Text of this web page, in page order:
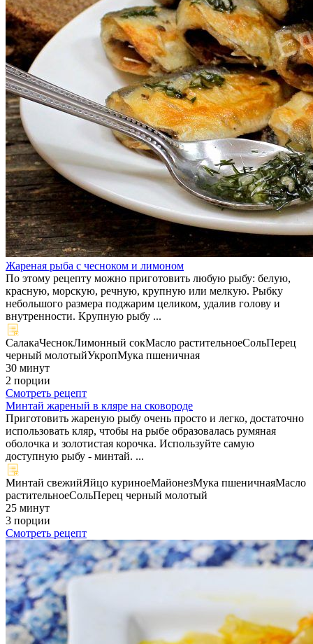
Жареная рыба с чесноком и лимоном
По этому рецепту можно приготовить любую рыбу: белую,
красную, морскую, речную, крупную или мелкую. Рыбку
небольшого размера поджарим целиком, удалив голову и
внутренности. Крупную рыбу ...
СалакаЧеснокЛимонный сокМасло растительноеСольПерец
черный молотыйУкропМука пшеничная
30 минут
2 порции
Смотреть рецепт
Минтай жареный в кляре на сковороде
Приготовить жареную рыбу очень просто и легко, достаточно
использовать кляр, чтобы на рыбе образовалась румяная
оболочка и золотистая корочка. Используйте самую
доступную рыбу - минтай. ...
Минтай свежийЯйцо куриноеМайонезМука пшеничнаяМасло
растительноеСольПерец черный молотый
25 минут
3 порции
Смотреть рецепт